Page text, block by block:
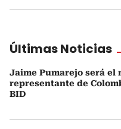
Últimas Noticias
Jaime Pumarejo será el
representante de
BID